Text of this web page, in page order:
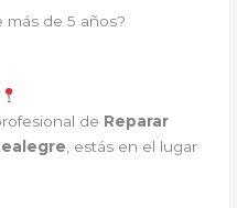
más de 5 años?
de Reparar
, estás en el lugar